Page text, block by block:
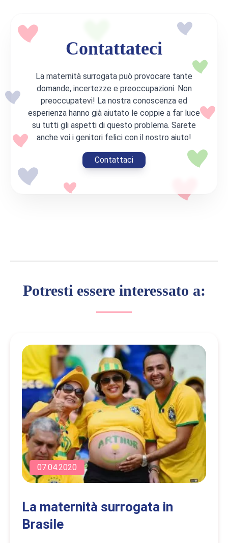
Contattateci
La maternità surrogata può provocare tante
domande, incertezze e preoccupazioni. Non
preoccupatevi! La nostra conoscenza ed
esperienza hanno già aiutato le coppie a far luce
su tutti gli aspetti di questo problema. Sarete
anche voi i genitori felici con il nostro aiuto!
Contattaci
Potresti essere interessato a:
07.04.2020
La maternità surrogata in
Brasile